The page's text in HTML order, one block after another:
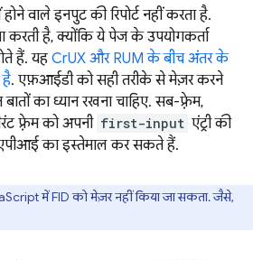
वाले इनपुट की रिपोर्ट नहीं करता है.
करती है, क्योंकि ये पेज के उपयोगकर्ता
हैं. यह CrUX और RUM के बीच अंतर के
है. एफ़आईडी को सही तरीके से मेज़र करने
का ध्यान रखना चाहिए. सब-फ़्रेम,
फ़्रेम को अपनी first-input एंट्री की
एपीआई का इस्तेमाल कर सकते हैं.
में FID को मेज़र नहीं किया जा सकता. जैसे,